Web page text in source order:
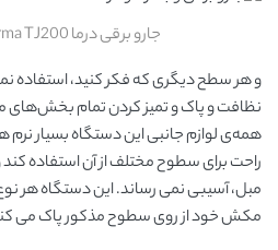
جارو برقی درما XIAOMI Deerma TJ200
و هر سطح دیگری که فکر کنید، استفاده
نظافت و پاک و تمیز کردن تمام بخش‌های
همه‌ی لوازم جانبی این دستگاه بسیار نرم
راحت برای سطوح مختلف از آن استفاده
مبل، آسیبی نمی رساند. این دستگاه هر
مکش خود از روی سطوح مذکور پاک می